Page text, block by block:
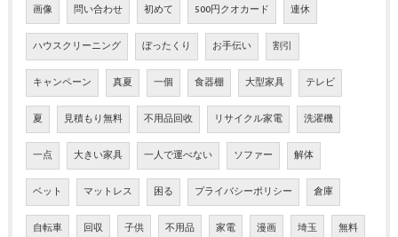
画像 問い合わせ 初めて 500円クオカード 連休
ハウスクリーニング ぼったくり お手伝い 割引
キャンペーン 真夏 一個 食器棚 大型家具 テレビ
夏 見積もり無料 不用品回收 リサイクル家電 洗濯機
一点 大きい家具 一人で運べない ソファー 解体
ベット マットレス 困る プライバシーポリシー 倉庫
自転車 回収 子供 不用品 家電 漫画 埼玉 無料